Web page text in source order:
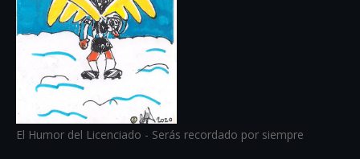
El Humor del Licenciado - Serás recordado por siempre